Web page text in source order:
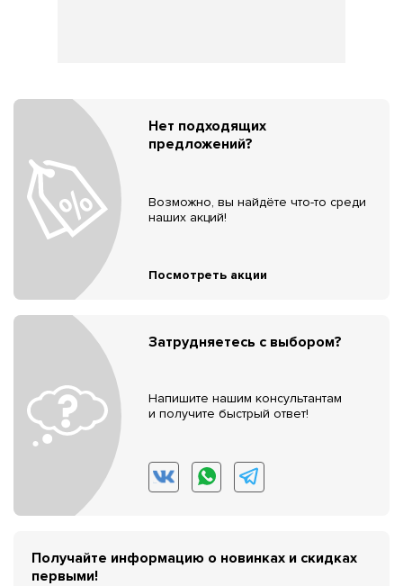
Нет подходящих
предложений?
Возможно, вы найдёте что-то среди
наших акций!
Посмотреть акции
Затрудняетесь с выбором?
Напишите нашим консультантам
и получите быстрый ответ!
Получайте информацию о новинках и скидках
первыми!